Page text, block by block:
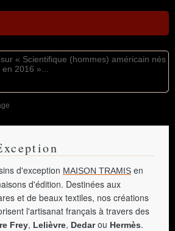
d'exception MAISON TRAMIS en
d'édition. Destinées aux
et de beaux textiles, nos créations
l'artisanat français à travers des
Frey, Lelièvre, Dedarou Hermès.